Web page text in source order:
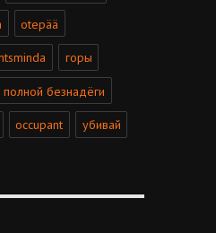
otepää
горы
полной безнадёги
occupant убивай